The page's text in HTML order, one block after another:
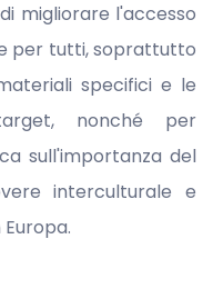
migliorare l'accesso
per tutti, soprattutto
specifici e le
nonché per
sull'importanza del
interculturale e